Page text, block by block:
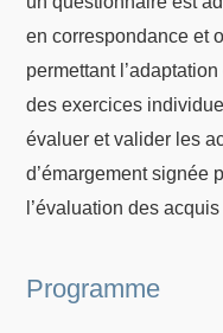
en correspondance et
permettant
des exercices
évaluer et valider les
d’émargement signée
l’évaluation des
Programme